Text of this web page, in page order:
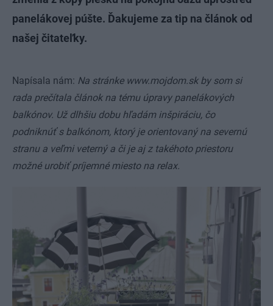
panelákovej púšte. Ďakujeme za tip na článok od
našej čitateľky.
Napísala nám: Na stránke www.mojdom.sk by som si
rada prečítala článok na tému úpravy panelákových
balkónov. Už dlhšiu dobu hľadám inšpiráciu, čo
podniknúť s balkónom, ktorý je orientovaný na severnú
stranu a veľmi veterný a či je aj z takéhoto priestoru
možné urobiť príjemné miesto na relax.